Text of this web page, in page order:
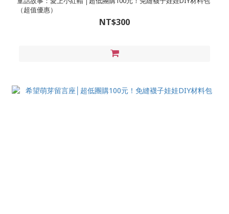
（超值優惠）
NT$300